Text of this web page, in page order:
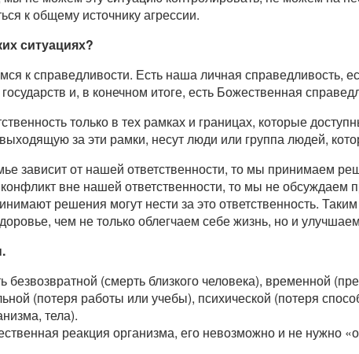
к общему источнику агрессии.
ситуациях?
к справедливости. Есть наша личная справедливость,
и, в конечном итоге, есть Божественная
только в тех рамках и границах, которые
за эти рамки, несут люди или группа людей,
зависит от нашей ответственности, то мы принимаем
вне нашей ответственности, то мы не
решения могут нести за это ответственность.
чем не только облегчаем себе жизнь, но и
безвозвратной (смерть близкого человека), временной
(потеря работы или учебы), психической (потеря
тела).
реакция организма, его невозможно и не нужно